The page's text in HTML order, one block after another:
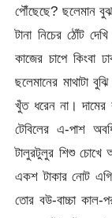
পৌঁছেছে? ছলেমান
টানা নিচের ঠোঁট
কাজের চাপে কিংবা
ছলেমানের মাথাটা
খুঁত ধরেন না। দামের
টেবিলের এ-পাশ
টালুরটুলুর শিশু চোখে
একশ টাকার নোট
তোর বউ-বাচ্চা কাল-